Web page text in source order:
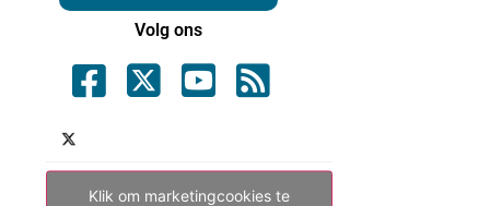
Volg ons
Klik om marketingcookies te